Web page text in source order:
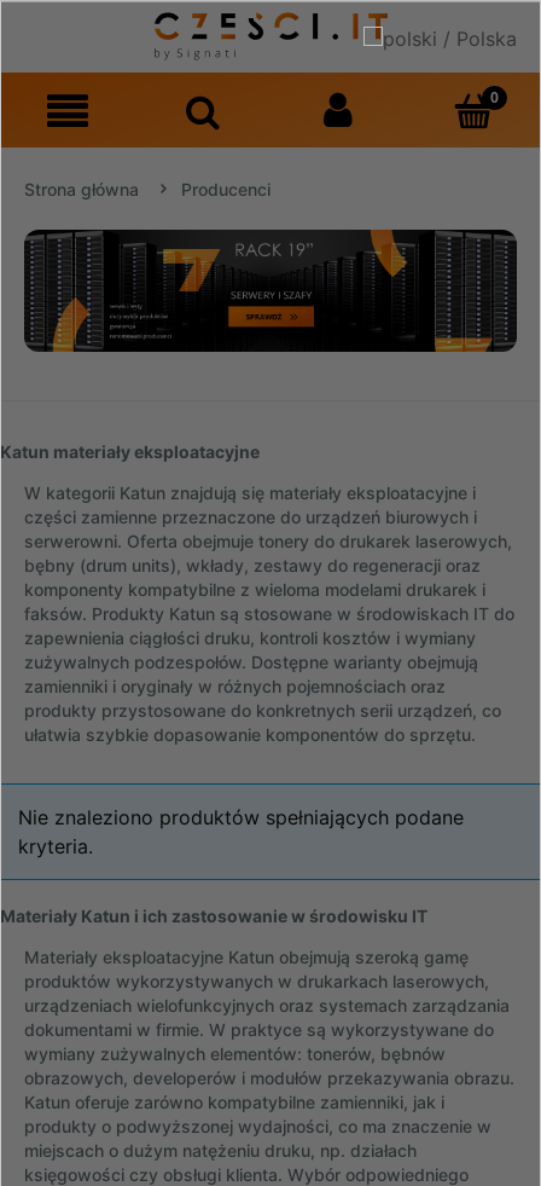
Strona główna Producenci
Katun materiały eksploatacyjne
W kategorii Katun znajdują się materiały eksploatacyjne i
części zamienne przeznaczone do urządzeń biurowych i
serwerowni. Oferta obejmuje tonery do drukarek laserowych,
bębny (drum units), wkłady, zestawy do regeneracji oraz
komponenty kompatybilne z wieloma modelami drukarek i
faksów. Produkty Katun są stosowane w środowiskach IT do
zapewnienia ciągłości druku, kontroli kosztów i wymiany
zużywalnych podzespołów. Dostępne warianty obejmują
zamienniki i oryginały w różnych pojemnościach oraz
produkty przystosowane do konkretnych serii urządzeń, co
ułatwia szybkie dopasowanie komponentów do sprzętu.
Nie znaleziono produktów spełniających podane
kryteria.
Materiały Katun i ich zastosowanie w środowisku IT
Materiały eksploatacyjne Katun obejmują szeroką gamę
produktów wykorzystywanych w drukarkach laserowych,
urządzeniach wielofunkcyjnych oraz systemach zarządzania
dokumentami w firmie. W praktyce są wykorzystywane do
wymiany zużywalnych elementów: tonerów, bębnów
obrazowych, developerów i modułów przekazywania obrazu.
Katun oferuje zarówno kompatybilne zamienniki, jak i
produkty o podwyższonej wydajności, co ma znaczenie w
miejscach o dużym natężeniu druku, np. działach
księgowości czy obsługi klienta. Wybór odpowiedniego